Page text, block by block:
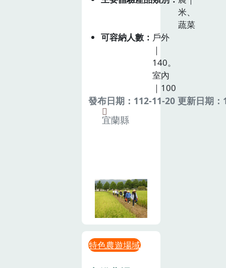
米、
蔬菜
可容納人數
戶外
｜
140。
室內
｜100
發布日期：112-11-20 更新日期
宜蘭縣
特色農遊場域